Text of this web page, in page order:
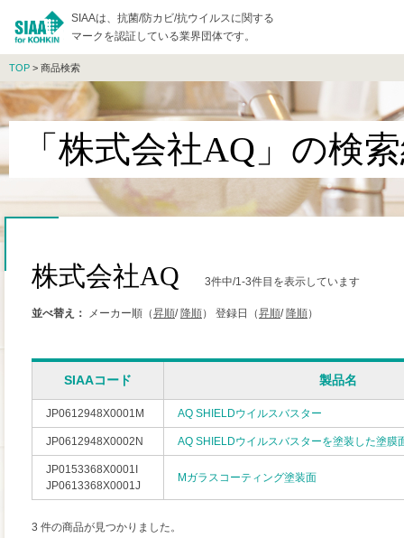
SIAAは、抗菌/防カビ/抗ウイルスに関する
マークを認証している業界団体です。
TOP > 商品検索
「株式会社AQ」の検
株式会社AQ 3件中/1-3件目を表示しています
並べ替え： メーカー順（昇順/ 降順） 登録日（昇順/ 降順）
SIAAコード 製品名
JP0612948X0001M AQ SHIELDウイルスバスター
JP0612948X0002N AQ SHIELDウイルスバスターを塗装した塗膜
JP0153368X0001I
JP0613368X0001J
Mガラスコーティング塗装面
3 件の商品が見つかりました。